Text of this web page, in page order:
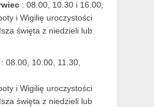
: 08.00, 10.30 i 16.00;
i Wigilię uroczystości
święta z niedzieli lub
: 08.00, 10.00, 11.30,
i Wigilię uroczystości
święta z niedzieli lub